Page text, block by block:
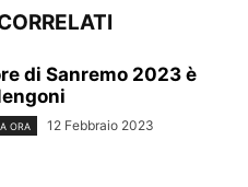
di Sanremo 2023 è
ORA 12 Febbraio 2023